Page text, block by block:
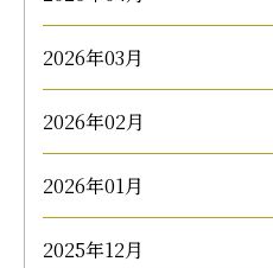
2026年03月
2026年02月
2026年01月
2025年12月